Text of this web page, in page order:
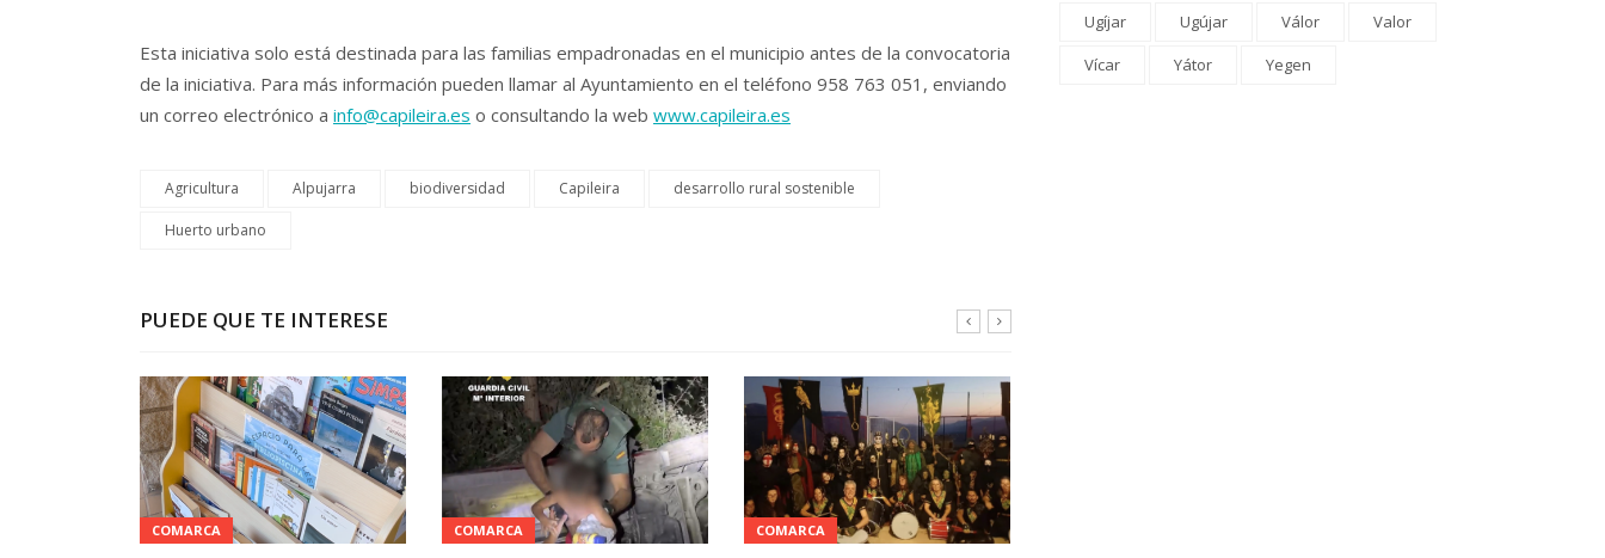
Esta iniciativa solo está destinada para las familias empadronadas en el municipio antes de la convocatoria
de la iniciativa. Para más información pueden llamar al Ayuntamiento en el teléfono 958 763 051, enviando
un correo electrónico a info@capileira.es o consultando la web www.capileira.es
Agricultura Alpujarra biodiversidad Capileira desarrollo rural sostenible
Huerto urbano
PUEDE QUE TE INTERESE
COMARCA COMARCA COMARCA
Ugíjar
Ugújar Válor
Valor
Vícar
Yátor Yegen